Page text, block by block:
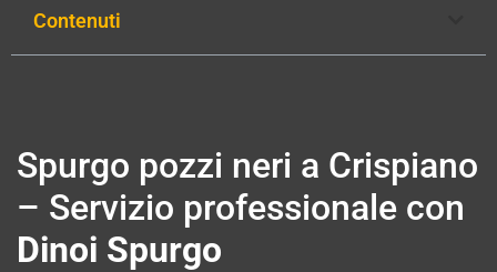
Contenuti
Spurgo pozzi neri a Crispiano
– Servizio professionale con
Dinoi Spurgo